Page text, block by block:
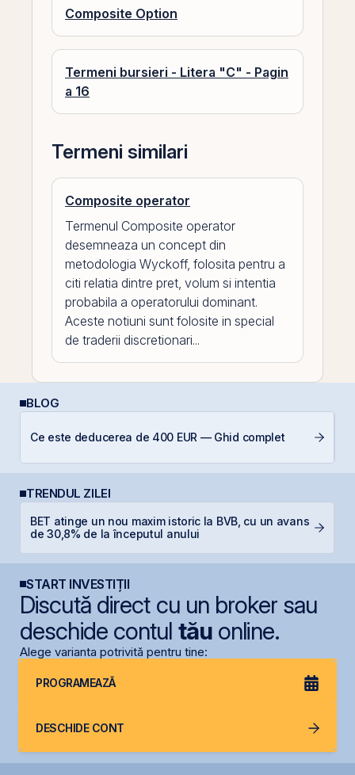
Composite Option
Termeni bursieri - Litera "C" - Pagin
a 16
Termeni similari
Composite operator
Termenul Composite operator
desemneaza un concept din
metodologia Wyckoff, folosita pentru a
citi relatia dintre pret, volum si intentia
probabila a operatorului dominant.
Aceste notiuni sunt folosite in special
de traderii discretionari...
BLOG
Ce este deducerea de 400 EUR — Ghid complet
TRENDUL ZILEI
BET atinge un nou maxim istoric la BVB, cu un avans
de 30,8% de la începutul anului
START INVESTIȚII
Discută direct cu un broker sau
deschide contul tăuonline.
Alege varianta potrivită pentru tine:
PROGRAMEAZĂ
DESCHIDE CONT